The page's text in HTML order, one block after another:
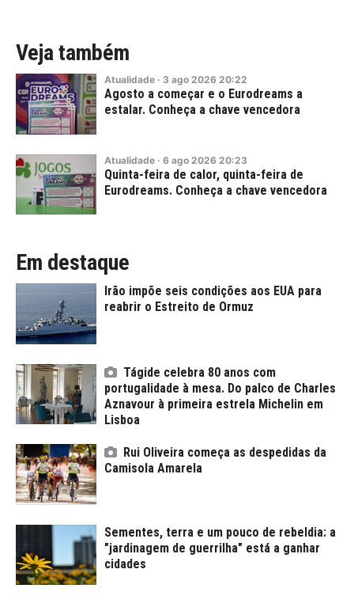
Veja também
Atualidade · 3 ago 2026 20:22
Agosto a começar e o Eurodreams a
estalar. Conheça a chave vencedora
Atualidade · 6 ago 2026 20:23
Quinta-feira de calor, quinta-feira de
Eurodreams. Conheça a chave vencedora
Em destaque
Irão impõe seis condições aos EUA para
reabrir o Estreito de Ormuz
Tágide celebra 80 anos com
portugalidade à mesa. Do palco de Charles
Aznavour à primeira estrela Michelin em
Lisboa
Rui Oliveira começa as despedidas da
Camisola Amarela
Sementes, terra e um pouco de rebeldia: a
"jardinagem de guerrilha" está a ganhar
cidades